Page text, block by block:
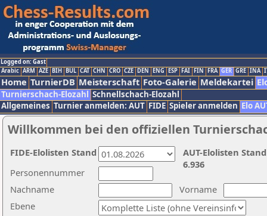
Logged on: Gast
Arabic ARM AZE BIH BUL CAT CHN CRO CZE DEN ENG ESP FAI FIN FRA GER GRE INA
Home TurnierDB Meisterschaft Foto-Galerie Meldekartei
Turnierschach-Elozahl Schnellschach-Elozahl
Allgemeines Turnier anmelden: AUT FIDE Spieler anmelden Elo
Willkommen bei den offiziellen
Nachname
Vorname
Ebene
Personennummer
AUT-Elolisten
6.936
FIDE-Elolisten Stand